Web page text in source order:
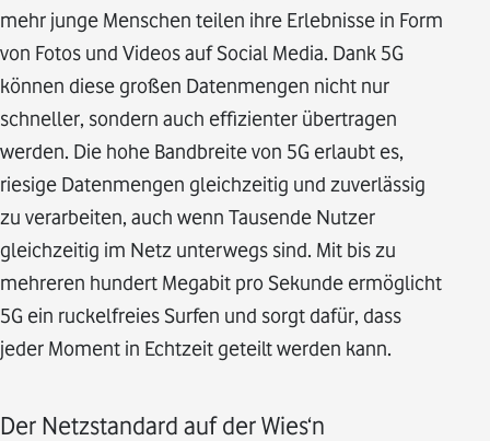
mehr junge Menschen teilen ihre Erlebnisse in Form
von Fotos und Videos auf Social Media. Dank 5G
können diese großen Datenmengen nicht nur
schneller, sondern auch effizienter übertragen
werden. Die hohe Bandbreite von 5G erlaubt es,
riesige Datenmengen gleichzeitig und zuverlässig
zu verarbeiten, auch wenn Tausende Nutzer
gleichzeitig im Netz unterwegs sind. Mit bis zu
mehreren hundert Megabit pro Sekunde ermöglicht
5G ein ruckelfreies Surfen und sorgt dafür, dass
jeder Moment in Echtzeit geteilt werden kann.
Der Netzstandard auf der Wies‘n